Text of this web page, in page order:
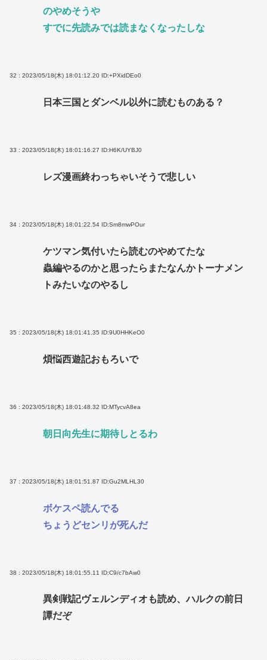
のやめそうや
すでに先読みでは読まなくなったしな
32 : 2023/05/18(木) 18:01:12.20 ID:+PXidDEo0
日本三国とダンベル以外に読むものある？
33 : 2023/05/18(木) 18:01:16.27 ID:H6K/UYBJ0
レズ漫画終わっちゃいそうで悲しい
34 : 2023/05/18(木) 18:01:22.54 ID:Sm8mwPOur
ケツマン気付いたら読むのやめてたな
蟲編やるのかと思ったらまたなんかトーナメン
トみたいなのやるし
35 : 2023/05/18(木) 18:01:41.35 ID:9U0HHKeO0
煩悩西遊記おもろいで
36 : 2023/05/18(木) 18:01:48.32 ID:MTycvA8ea
朝日向先生に期待しとるわ
37 : 2023/05/18(木) 18:01:51.87 ID:Gu2MLHL30
ボケスペ読んでる
ちょうどセンリが死んだ
38 : 2023/05/18(木) 18:01:55.11 ID:C9/c7bAw0
異剣戦記ヴェルンディオも読め、ハルクの前日
譚だぞ